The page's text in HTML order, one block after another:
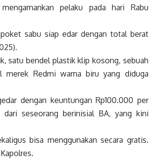
pelaku pada hari Rabu
sabu siap edar dengan total berat
satu bendel plastik klip kosong, sebuah
Redmi warna biru yang diduga
dengan keuntungan Rp100.000 per
seseorang berinisial BA, yang kini
bisa menggunakan secara gratis.